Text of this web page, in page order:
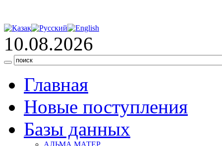
10.08.2026
Главная
Новые поступления
Базы данных
АЛЬМА МАТЕР